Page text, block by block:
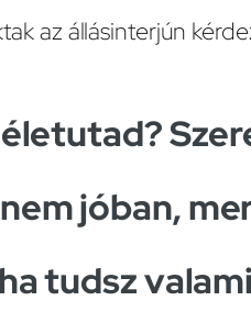
az állásinterjún
jóban,
tudsz